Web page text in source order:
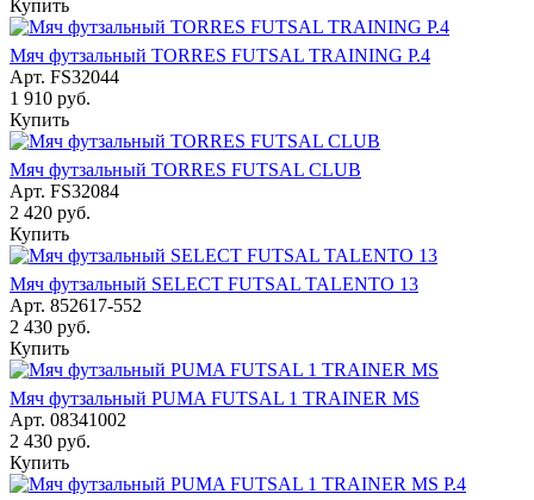
Купить
Мяч футзальный TORRES FUTSAL TRAINING Р.4
Арт. FS32044
1 910 руб.
Купить
Мяч футзальный TORRES FUTSAL CLUB
Арт. FS32084
2 420 руб.
Купить
Мяч футзальный SELECT FUTSAL TALENTO 13
Арт. 852617-552
2 430 руб.
Купить
Мяч футзальный PUMA FUTSAL 1 TRAINER MS
Арт. 08341002
2 430 руб.
Купить